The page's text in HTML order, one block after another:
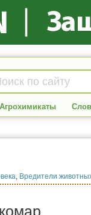
Агрохимикаты
, Вредители